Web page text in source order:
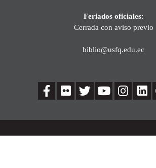
Feriados oficiales:
Cerrada con aviso previo
biblio@usfq.edu.ec